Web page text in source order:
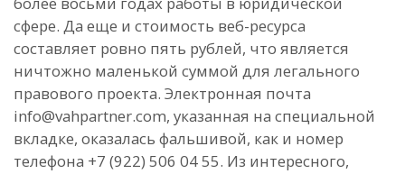
сфере. Да еще и стоимость веб-ресурса
составляет ровно пять рублей, что является
ничтожно маленькой суммой для легального
правового проекта. Электронная почта
info@vahpartner.com, указанная на специальной
вкладке, оказалась фальшивой, как и номер
телефона +7 (922) 506 04 55. Из интересного,